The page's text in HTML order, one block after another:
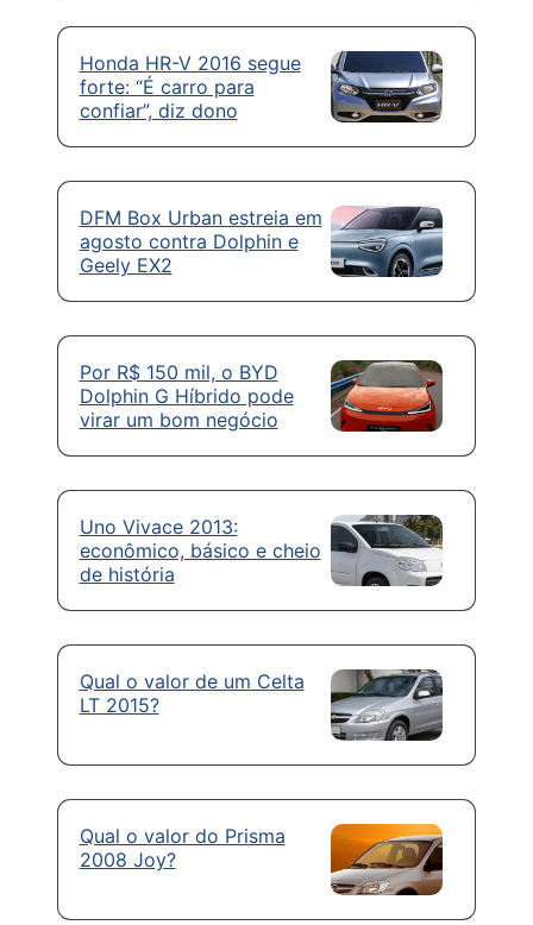
Honda HR-V 2016 segue
forte: “É carro para
confiar”, diz dono
DFM Box Urban estreia em
agosto contra Dolphin e
Geely EX2
Por R$ 150 mil, o BYD
Dolphin G Híbrido pode
virar um bom negócio
Uno Vivace 2013:
econômico, básico e cheio
de história
Qual o valor de um Celta
LT 2015?
Qual o valor do Prisma
2008 Joy?